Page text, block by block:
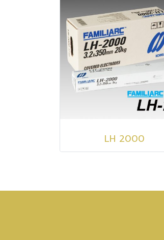
LH 2000